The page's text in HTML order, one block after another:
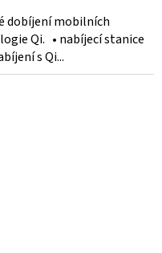
dobíjení mobilních
Qi. • nabíjecí stanice
s Qi...